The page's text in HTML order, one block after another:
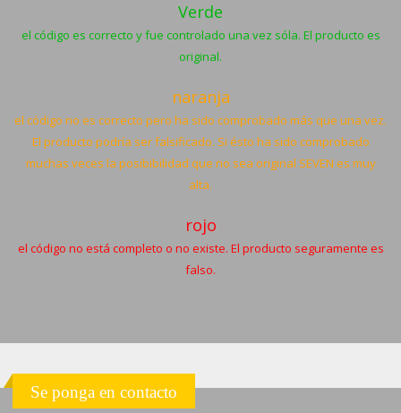
Verde
el código es correcto y fue controlado una vez sóla. El producto es
original.
naranja
el código no es correcto pero ha sido comprobado más que una vez.
El producto podría ser falsificado. Si ésto ha sido comprobado
muchas veces la posibibilidad que no sea original SEVEN es muy
alta.
rojo
el código no está completo o no existe. El producto seguramente es
falso.
Se ponga en contacto